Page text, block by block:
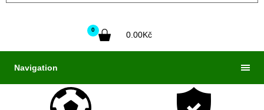
0
0.00Kč
Navigation